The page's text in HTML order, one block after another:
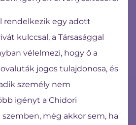
rendelkezik egy adott
kulccsal, a Társasággal
vélelmezi, hogy ő a
jogos tulajdonosa, és
személy nem
igényt a Chidori
szemben, még akkor sem, ha